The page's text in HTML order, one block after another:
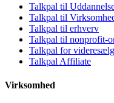
Talkpal til
Talkpal til
Talkpal til erhverv
Talkpal til nonprofit-
Talkpal for
Talkpal Affiliate
Virksomhed